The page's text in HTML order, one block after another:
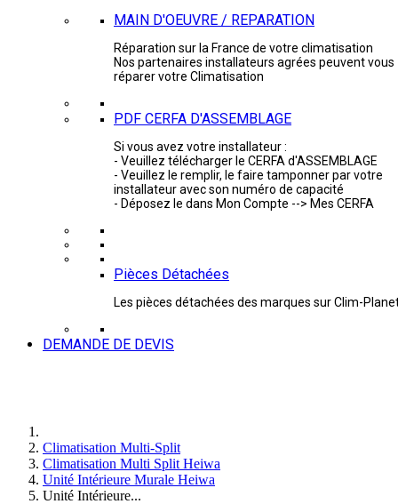
MAIN D'OEUVRE / REPARATION
Réparation sur la France de votre climatisation
Nos partenaires installateurs agrées peuvent vous
réparer votre Climatisation
PDF CERFA D'ASSEMBLAGE
Si vous avez votre installateur :
- Veuillez télécharger le CERFA d'ASSEMBLAGE
- Veuillez le remplir, le faire tamponner par votre
installateur avec son numéro de capacité
- Déposez le dans Mon Compte --> Mes CERFA
Pièces Détachées
Les pièces détachées des marques sur Clim-
DEMANDE DE DEVIS
Climatisation Multi-Split
Climatisation Multi Split Heiwa
Unité Intérieure Murale Heiwa
Unité Intérieure...